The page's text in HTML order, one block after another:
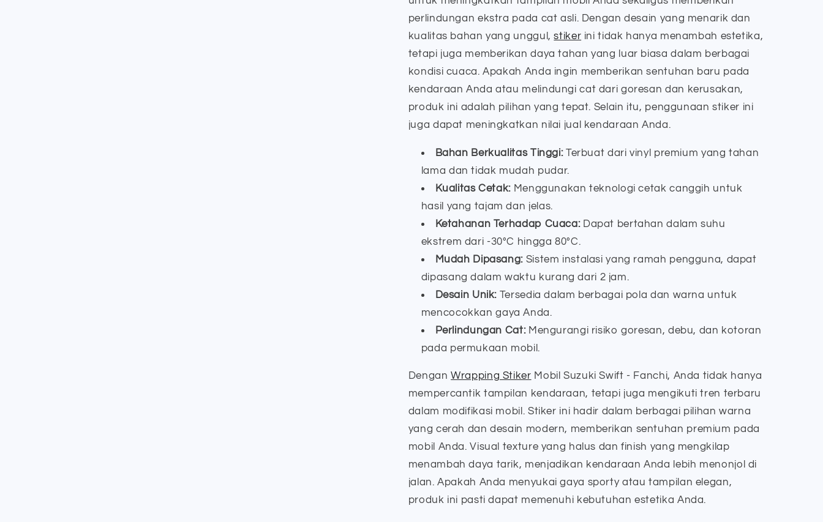
perlindungan ekstra pada cat asli. Dengan desain yang menarik dan
kualitas bahan yang unggul,stiker ini tidak hanya menambah estetika,
tetapi juga memberikan daya tahan yang luar biasa dalam berbagai
kondisi cuaca. Apakah Anda ingin memberikan sentuhan baru pada
kendaraan Anda atau melindungi cat dari goresan dan kerusakan,
produk ini adalah pilihan yang tepat. Selain itu, penggunaan stiker ini
juga dapat meningkatkan nilai jual kendaraan Anda.
Bahan Berkualitas Tinggi:Terbuat dari vinyl premium yang tahan
lama dan tidak mudah pudar.
Kualitas Cetak: Menggunakan teknologi cetak canggih untuk
hasil yang tajam dan jelas.
Ketahanan Terhadap Cuaca:Dapat bertahan dalam suhu
ekstrem dari -30°C hingga 80°C.
Mudah Dipasang: Sistem instalasi yang ramah pengguna, dapat
dipasang dalam waktu kurang dari 2 jam.
Desain Unik: Tersedia dalam berbagai pola dan warna untuk
mencocokkan gaya Anda.
Perlindungan Cat:Mengurangi risiko goresan, debu, dan kotoran
pada permukaan mobil.
DenganWrapping Stiker Mobil Suzuki Swift - Fanchi, Anda tidak hanya
mempercantik tampilan kendaraan, tetapi juga mengikuti tren terbaru
dalam modifikasi mobil. Stiker ini hadir dalam berbagai pilihan warna
yang cerah dan desain modern, memberikan sentuhan premium pada
mobil Anda. Visual texture yang halus dan finish yang mengkilap
menambah daya tarik, menjadikan kendaraan Anda lebih menonjol di
jalan. Apakah Anda menyukai gaya sporty atau tampilan elegan,
produk ini pasti dapat memenuhi kebutuhan estetika Anda.